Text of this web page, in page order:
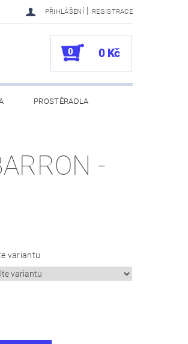
PŘIHLÁŠENÍ | REGISTRACE
0 0 Kč
PROSTĚRADLA
-
variantu